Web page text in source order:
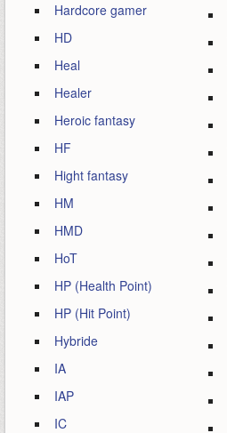
Hardcore gamer
HD
Heal
Healer
Heroic fantasy
HF
Hight fantasy
HM
HMD
HoT
HP (Health Point)
HP (Hit Point)
Hybride
IA
IAP
IC